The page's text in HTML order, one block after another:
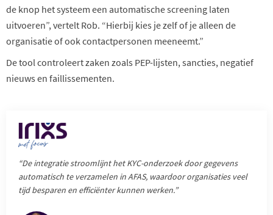
de knop het systeem een automatische screening laten
uitvoeren”, vertelt Rob. “Hierbij kies je zelf of je alleen de
organisatie of ook contactpersonen meeneemt.”
De tool controleert zaken zoals PEP-lijsten, sancties, negatief
nieuws en faillissementen.
“De integratie stroomlijnt het KYC-onderzoek door gegevens
automatisch te verzamelen in AFAS, waardoor organisaties veel
tijd besparen en efficiënter kunnen werken.”